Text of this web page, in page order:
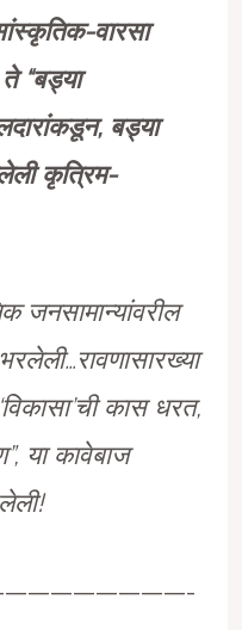
वारसा
“बड्या
बड्या
कृत्रिम-
जनसामान्यांवरील
कास धरत,
या कावेबाज